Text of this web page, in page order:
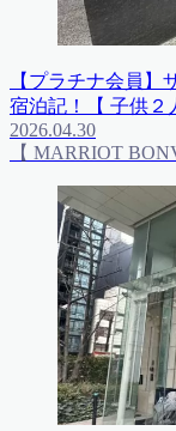
【プラチナ会員】
宿泊記！【 子供２
2026.04.30
【 MARRIOT